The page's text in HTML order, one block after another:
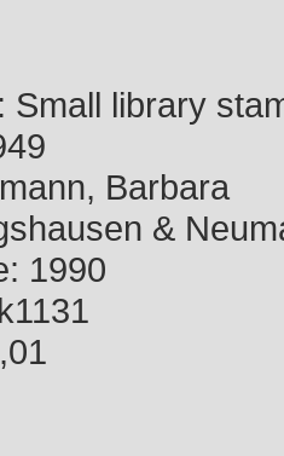
Small library
Barbara
&
1990